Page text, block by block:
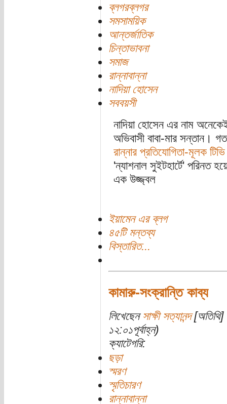
ব্লগরব্লগর
সমসাময়িক
আন্তর্জাতিক
চিন্তাভাবনা
সমাজ
রান্নাবান্না
নাদিয়া হোসেন
সববয়সী
নাদিয়া হোসেন এর নাম
অভিবাসী বাবা-মার সন্তান।
রান্নার প্রতিযোগিতা-মূলক
'ন্যাশনাল সুইটহার্টে' পরিনত
এক উজ্জ্বল
ইয়ামেন এর ব্লগ
৪৫টি মন্তব্য
বিস্তারিত...
কামারু-সংক্রান্তি কাব্য
লিখেছেন সাক্ষী সত্যানন্দ[অতিথি]
১২:০১পূর্বাহ্ন)
ক্যাটেগরি:
ছড়া
স্মরণ
স্মৃতিচারণ
রান্নাবান্না